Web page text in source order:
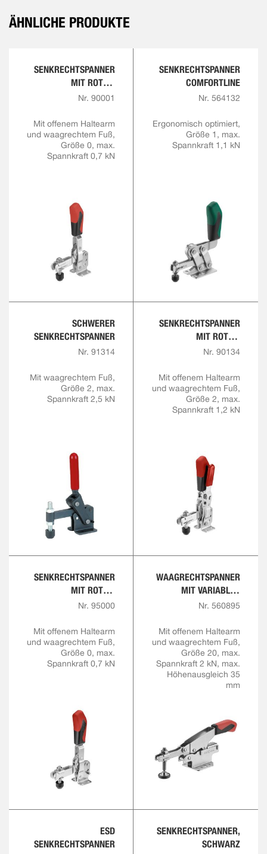
ÄHNLICHE PRODUKTE
SENKRECHTSPANNER
MIT ROTEM
HANDGRIFF
Nr. 90001
Mit offenem Haltearm
und waagrechtem Fuß,
Größe 0, max.
Spannkraft 0,7 kN
SENKRECHTSPANNER
COMFORTLINE
Nr. 564132
Ergonomisch optimiert,
Größe 1, max.
Spannkraft 1,1 kN
SCHWERER
SENKRECHTSPANNER
Nr. 91314
Mit waagrechtem Fuß,
Größe 2, max.
Spannkraft 2,5 kN
SENKRECHTSPANNER
MIT ROTEM
HANDGRIFF UND
LUNG
Nr. 90134
Mit offenem Haltearm
und waagrechtem Fuß,
Größe 2, max.
Spannkraft 1,2 kN
SENKRECHTSPANNER
MIT ROTEM
HANDGRIFF
Nr. 95000
Mit offenem Haltearm
und waagrechtem Fuß,
Größe 0, max.
Spannkraft 0,7 kN
WAAGRECHTSPANNER
MIT VARIABLER
SPANNHÖHE
Nr. 560895
Mit offenem Haltearm
und waagrechtem Fuß,
Größe 20, max.
Spannkraft 2 kN, max.
Höhenausgleich 35
mm
ESD
SENKRECHTSPANNER
SENKRECHTSPANNER,
SCHWARZ